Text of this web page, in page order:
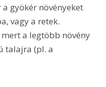
gyökér növényeket
vagy a retek.
a legtöbb növény
talajra (pl. a